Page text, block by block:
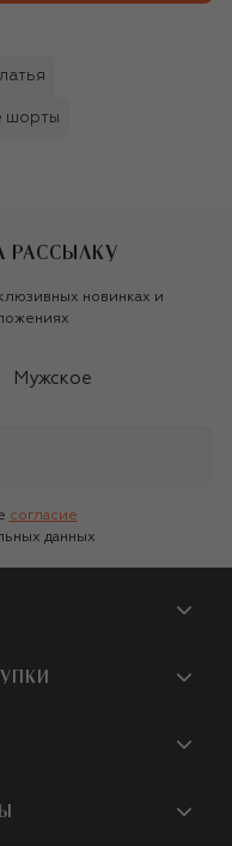
шорты
РАССЫЛКУ
новинках и
Мужское
согласие
данных